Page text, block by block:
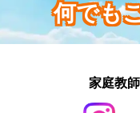
何でも
家庭教